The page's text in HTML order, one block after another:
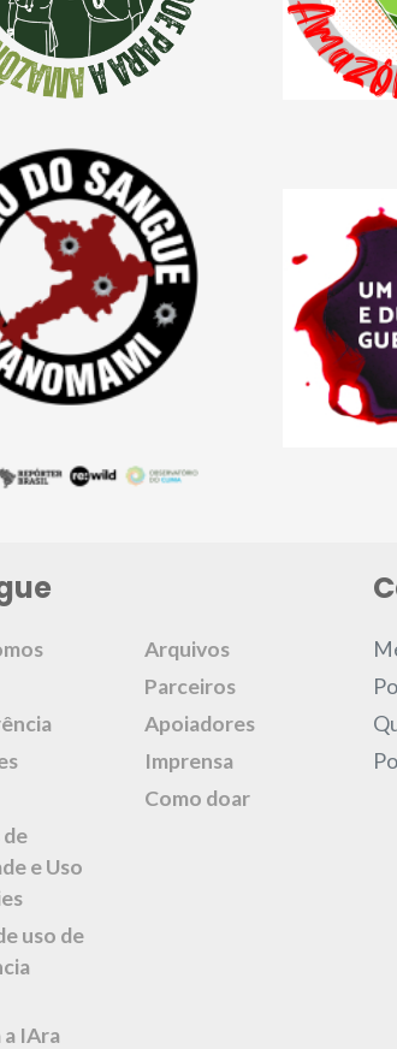
e Uso
uso de
IAra
Arquivos
Parceiros
Apoiadores
Imprensa
Como doar